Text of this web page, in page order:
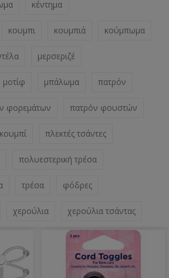
κέντημα
κουμπι κουμπιά κούμπωμα
μερσεριζέ
μοτίφ μπάλωμα πατρόν
φορεμάτων πατρόν φουστών
πλεκτές τσάντες
πολυεστερική τρέσα
τρέσα φόδρες
χερούλια χερούλια τσάντας